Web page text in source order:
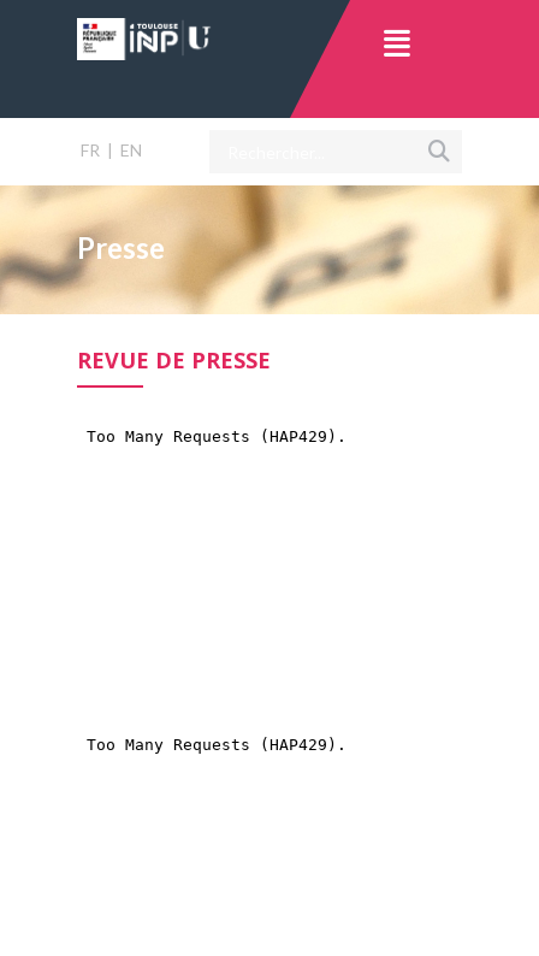
FR | EN
Presse
REVUE DE PRESSE